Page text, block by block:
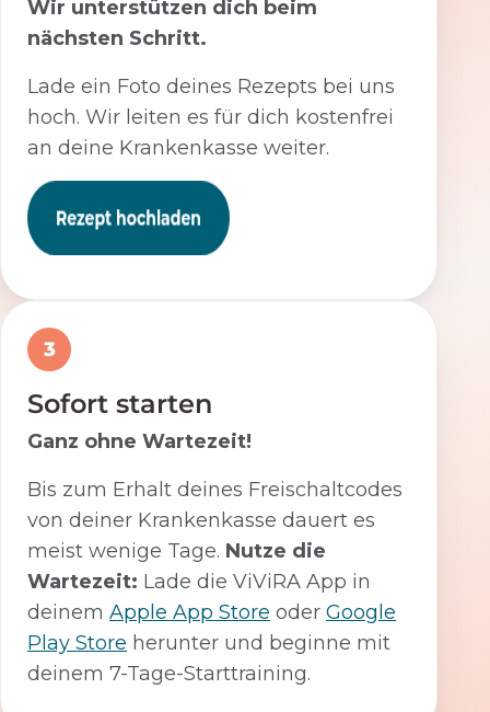
Wir unterstützen dich beim
nächsten Schritt.
Lade ein Foto deines Rezepts bei uns
hoch. Wir leiten es für dich kostenfrei
an deine Krankenkasse weiter.
3
Sofort starten
Ganz ohne Wartezeit!
Bis zum Erhalt deines Freischaltcodes
von deiner Krankenkasse dauert es
meist wenige Tage. Nutze die
Wartezeit: Lade die ViViRA App in
deinem Apple App Store oder Google
Play Store herunter und beginne mit
deinem 7-Tage-Starttraining.